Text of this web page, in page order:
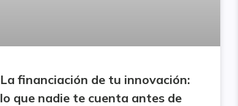
La financiación de tu innovación:
lo que nadie te cuenta antes de